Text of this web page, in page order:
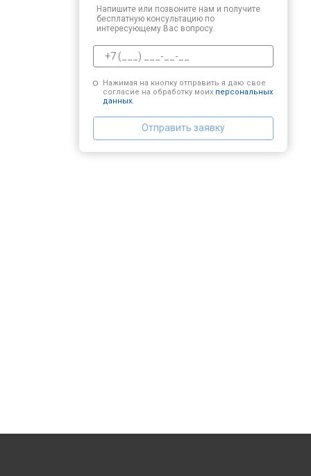
Напишите или позвоните нам и получите
бесплатную консультацию по
интересующему Вас вопросу.
Нажимая на кнопку отправить я даю свое
согласие на обработку моих персональных
данных.
Отправить заявку